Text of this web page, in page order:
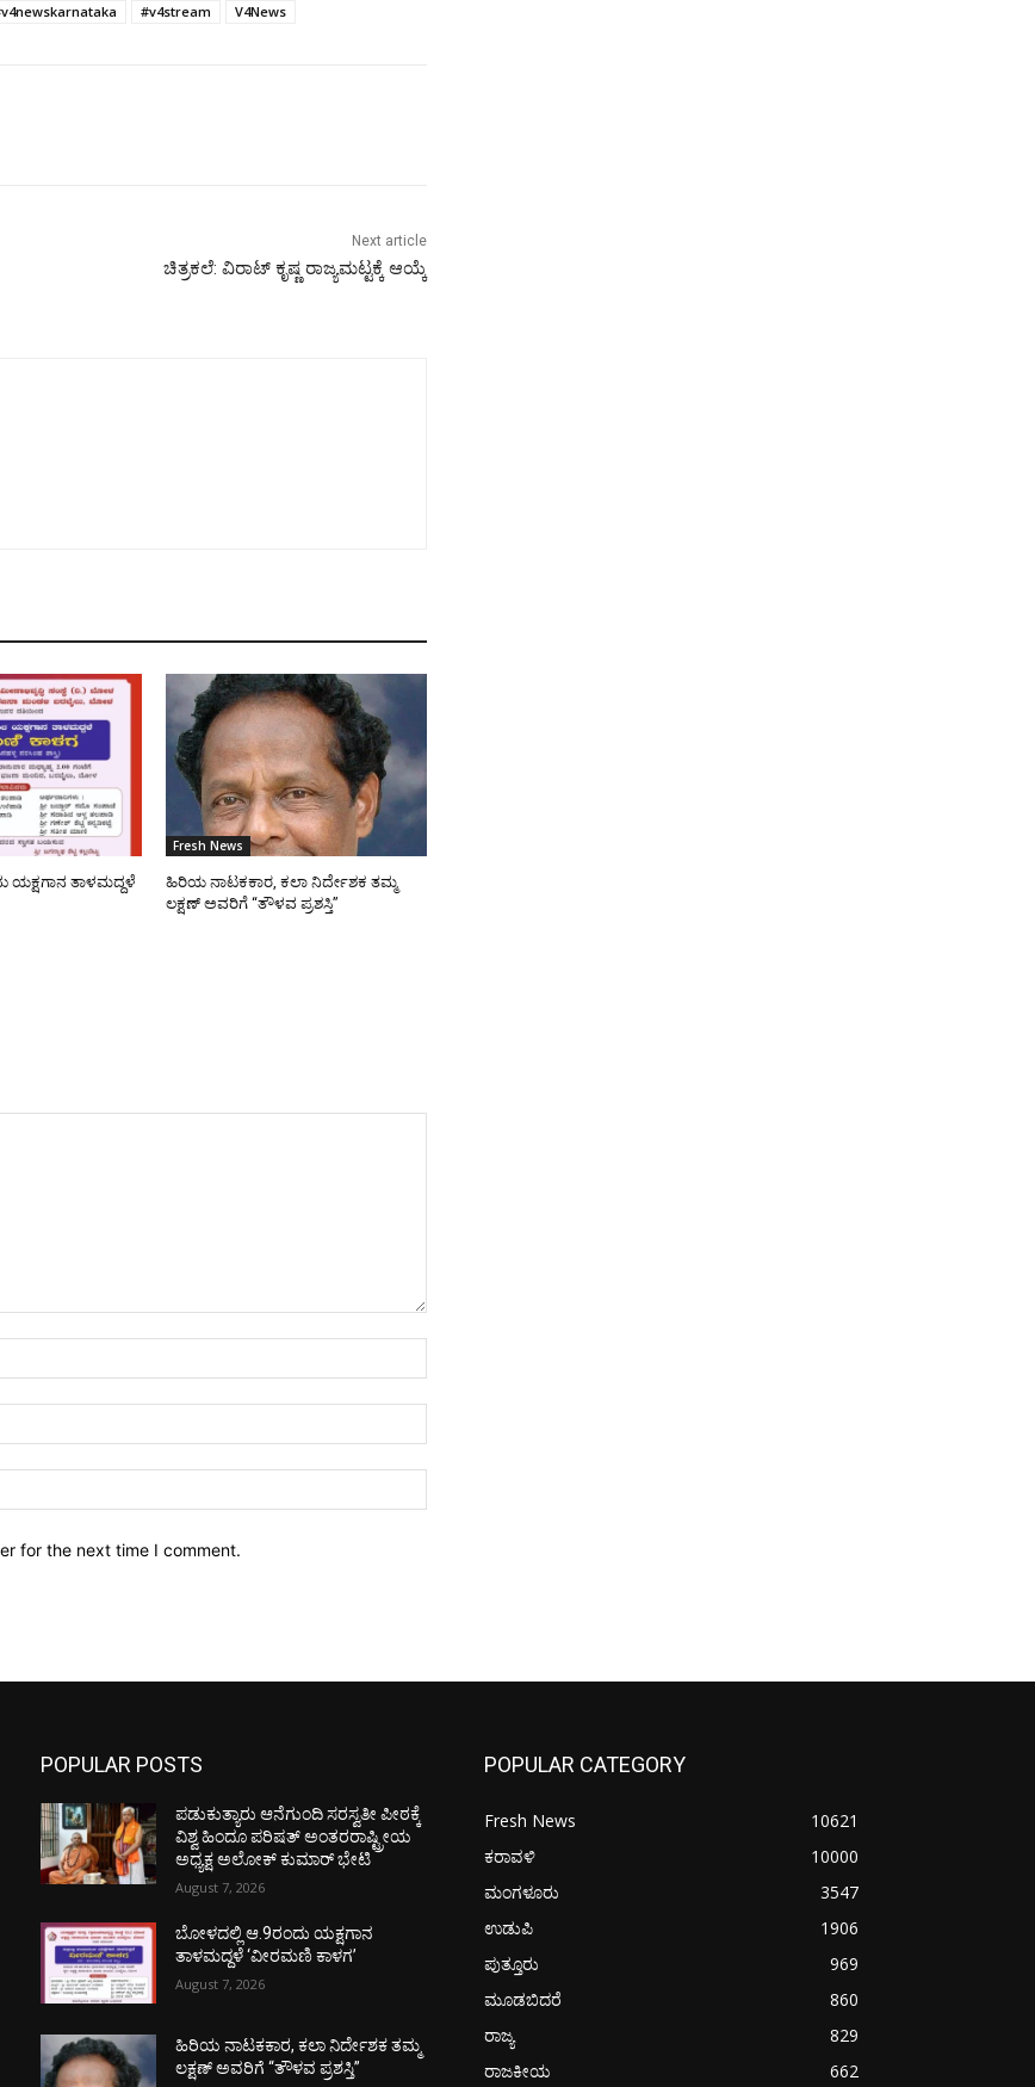
#v4stream V4News
Next article
ಚಿತ್ರಕಲೆ: ವಿರಾಟ್ ಕೃಷ್ಣ ರಾಜ್ಯಮಟ್ಟಕ್ಕೆ ಆಯ್ಕೆ
ಯಕ್ಷಗಾನ ತಾಳಮದ್ದಳೆ
Fresh News
ಹಿರಿಯ ನಾಟಕಕಾರ, ಕಲಾ ನಿರ್ದೇಶಕ ತಮ್ಮ
ಲಕ್ಷಣ್ ಅವರಿಗೆ “ತೌಳವ ಪ್ರಶಸ್ತಿ”
for the next time I comment.
POPULAR POSTS
ಪಡುಕುತ್ಯಾರು ಆನೆಗುಂದಿ ಸರಸ್ವತೀ ಪೀಠಕ್ಕೆ
ವಿಶ್ವ ಹಿಂದೂ ಪರಿಷತ್ ಅಂತರರಾಷ್ಟ್ರೀಯ
ಅಧ್ಯಕ್ಷ ಅಲೋಕ್ ಕುಮಾರ್ ಭೇಟಿ
August 7, 2026
ಬೋಳದಲ್ಲಿ ಆ.9ರಂದು ಯಕ್ಷಗಾನ
ತಾಳಮದ್ದಳೆ ‘ವೀರಮಣಿ ಕಾಳಗ’
August 7, 2026
ಹಿರಿಯ ನಾಟಕಕಾರ, ಕಲಾ ನಿರ್ದೇಶಕ ತಮ್ಮ
ಲಕ್ಷಣ್ ಅವರಿಗೆ “ತೌಳವ ಪ್ರಶಸ್ತಿ”
POPULAR CATEGORY
Fresh News
10621
ಕರಾವಳಿ
10000
ಮಂಗಳೂರು
3547
ಉಡುಪಿ
1906
ಪುತ್ತೂರು
969
ಮೂಡಬಿದರೆ
860
ರಾಜ್ಯ
829
ರಾಜಕೀಯ
662